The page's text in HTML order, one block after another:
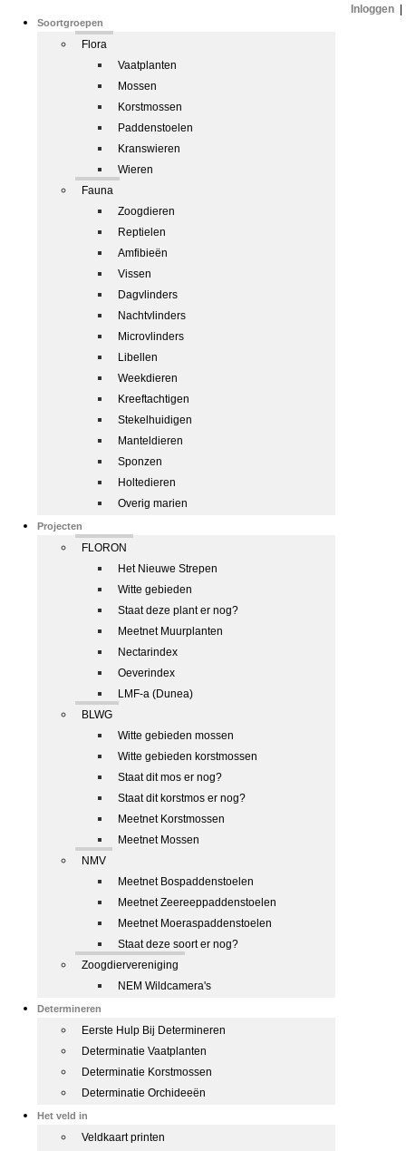
Soortgroepen
Flora
Vaatplanten
Mossen
Korstmossen
Paddenstoelen
Kranswieren
Wieren
Fauna
Zoogdieren
Reptielen
Amfibieën
Vissen
Dagvlinders
Nachtvlinders
Microvlinders
Libellen
Weekdieren
Kreeftachtigen
Stekelhuidigen
Manteldieren
Sponzen
Holtedieren
Overig marien
Projecten
FLORON
Het Nieuwe Strepen
Witte gebieden
Staat deze plant er nog?
Meetnet Muurplanten
Nectarindex
Oeverindex
LMF-a (Dunea)
BLWG
Witte gebieden mossen
Witte gebieden korstmossen
Staat dit mos er nog?
Staat dit korstmos er nog?
Meetnet Korstmossen
Meetnet Mossen
NMV
Meetnet Bospaddenstoelen
Meetnet Zeereeppaddenstoelen
Meetnet Moeraspaddenstoelen
Staat deze soort er nog?
Zoogdiervereniging
NEM Wildcamera's
Determineren
Eerste Hulp Bij Determineren
Determinatie Vaatplanten
Determinatie Korstmossen
Determinatie Orchideeën
Het veld in
Veldkaart printen
Inloggen